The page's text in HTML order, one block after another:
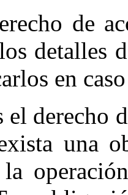
de
detalles
en
el derecho
una